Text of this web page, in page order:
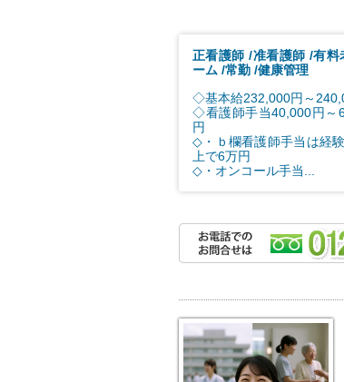
正看護師 准看護師 有料
ーム 常勤 健康管理
◇基本給232,000円～
◇看護師手当40,000円～
円
◇・ｂ欄看護師手当は経
上で6万円
◇・オンコール手当...